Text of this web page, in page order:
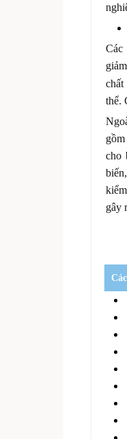
Các
thể.
cho
gây